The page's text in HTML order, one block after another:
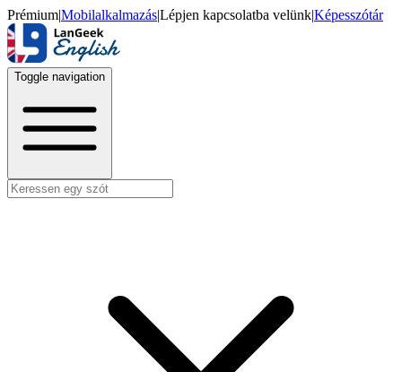
Prémium|Mobilalkalmazás|Lépjen kapcsolatba velünk|Képesszótár
Toggle navigation